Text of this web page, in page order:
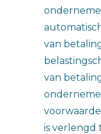
van
van
is verlengd